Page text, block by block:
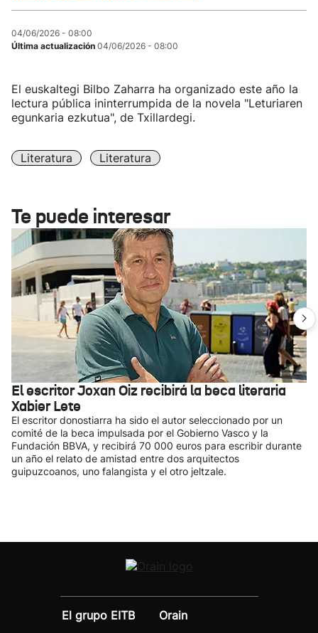
04/06/2026 - 08:00
Última actualización 04/06/2026 - 08:00
El euskaltegi Bilbo Zaharra ha organizado este año la
lectura pública ininterrumpida de la novela "Leturiaren
egunkaria ezkutua", de Txillardegi.
Literatura Literatura
Te puede interesar
El escritor Joxan Oiz recibirá la beca literaria
Xabier Lete
El escritor donostiarra ha sido el autor seleccionado por un
comité de la beca impulsada por el Gobierno Vasco y la
Fundación BBVA, y recibirá 70 000 euros para escribir durante
un año el relato de amistad entre dos arquitectos
guipuzcoanos, uno falangista y el otro jeltzale.
El grupo EITB
Orain